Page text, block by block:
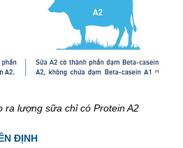
ra lượng sữa chỉ có Protein A2
ĐỊNH